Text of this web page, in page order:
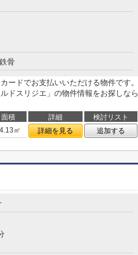
骨
ードでお支払いいただける物件です。
ドスリジエ」の物件情報をお探しなら
面積 詳細
検討リスト
㎡ 詳細を見る 追加する